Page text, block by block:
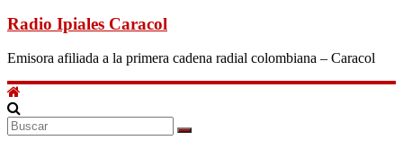
Radio Ipiales Caracol
Emisora afiliada a la primera cadena radial colombiana – Caracol